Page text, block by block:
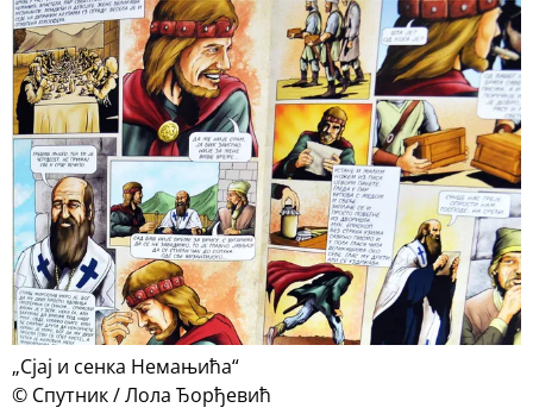
„Сјај и сенка Немањића“
© Спутник / Лола Ђорђевић